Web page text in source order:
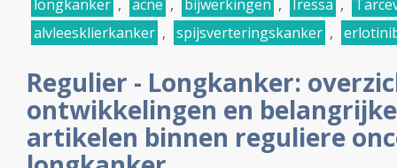
longkanker , acne , bijwerkingen , Iressa ,
alvleesklierkanker , spijsverteringskanker ,
Regulier - Longkanker:
ontwikkelingen en
artikelen binnen reguliere